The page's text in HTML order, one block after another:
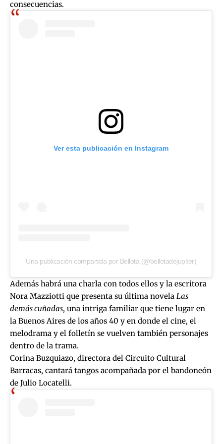
consecuencias.
Ver esta publicación en Instagram
Una publicación compartida por Bellota (@bellotadejupiter)
Además habrá una charla con todos ellos y la escritora
Nora Mazziotti que presenta su última novela Las
demás cuñadas, una intriga familiar que tiene lugar en
la Buenos Aires de los años 40 y en donde el cine, el
melodrama y el folletín se vuelven también personajes
dentro de la trama.
Corina Buzquiazo, directora del Circuito Cultural
Barracas, cantará tangos acompañada por el bandoneón
de Julio Locatelli.